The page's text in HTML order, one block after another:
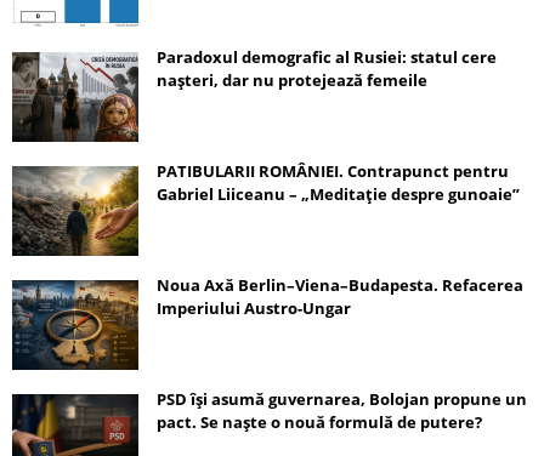
Paradoxul demografic al Rusiei: statul cere
nașteri, dar nu protejează femeile
PATIBULARII ROMÂNIEI. Contrapunct pentru
Gabriel Liiceanu – „Meditație despre gunoaie”
Noua Axă Berlin–Viena–Budapesta. Refacerea
Imperiului Austro-Ungar
PSD își asumă guvernarea, Bolojan propune un
pact. Se naște o nouă formulă de putere?